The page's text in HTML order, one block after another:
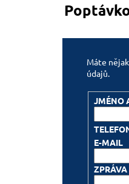
Máte
údajů.
JMÉNO
E-MAIL
ZPRÁVA